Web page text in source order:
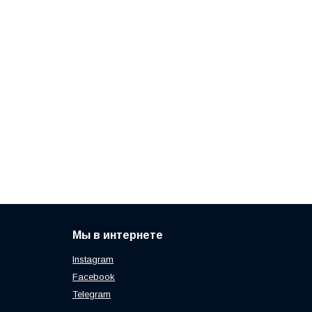
Мы в интернете
Instagram
Facebook
Telegram